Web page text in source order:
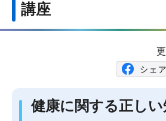
か
講座
健康に関する正し